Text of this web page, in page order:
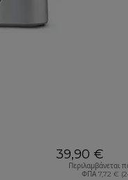
39,90 €
Περιλαμβάνεται
ΦΠΑ 7,72 €